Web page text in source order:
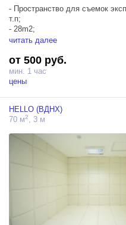
- Пространство для съемок
т.п;
- 28m2;
- Блэкаут;
- Хромакей
читать далее
от 500 руб.
мин. 1 час
цены
HELLO (ВДНХ)
70 м2 , 3 м